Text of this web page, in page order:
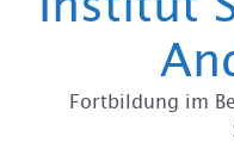
Fortbildung im